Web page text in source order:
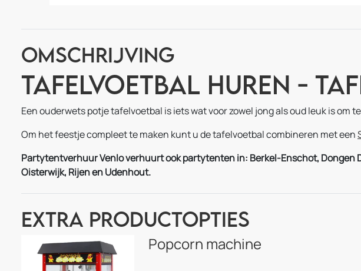
Omschrijving
Tafelvoetbal Huren -
Een ouderwets potje tafelvoetbal is iets wat voor zowel jong als oud leuk is om
Om het feestje compleet te maken kunt u de tafelvoetbal combineren met een
Partytentverhuur Venlo verhuurt ook partytenten in: Berkel-Enschot, Dongen
Oisterwijk, Rijen en Udenhout.
Extra Productopties
Popcorn machine